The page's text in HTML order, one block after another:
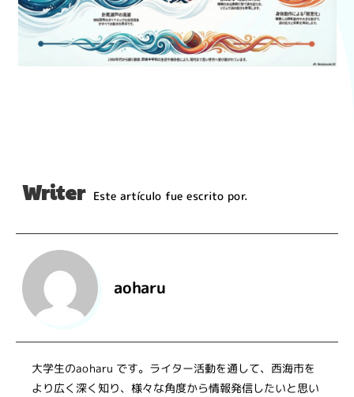
Writer Este artículo fue escrito por.
aoharu
大学生のaoharu です。ライター活動を通して、西海市を
より広く深く知り、様々な角度から情報発信したいと思い